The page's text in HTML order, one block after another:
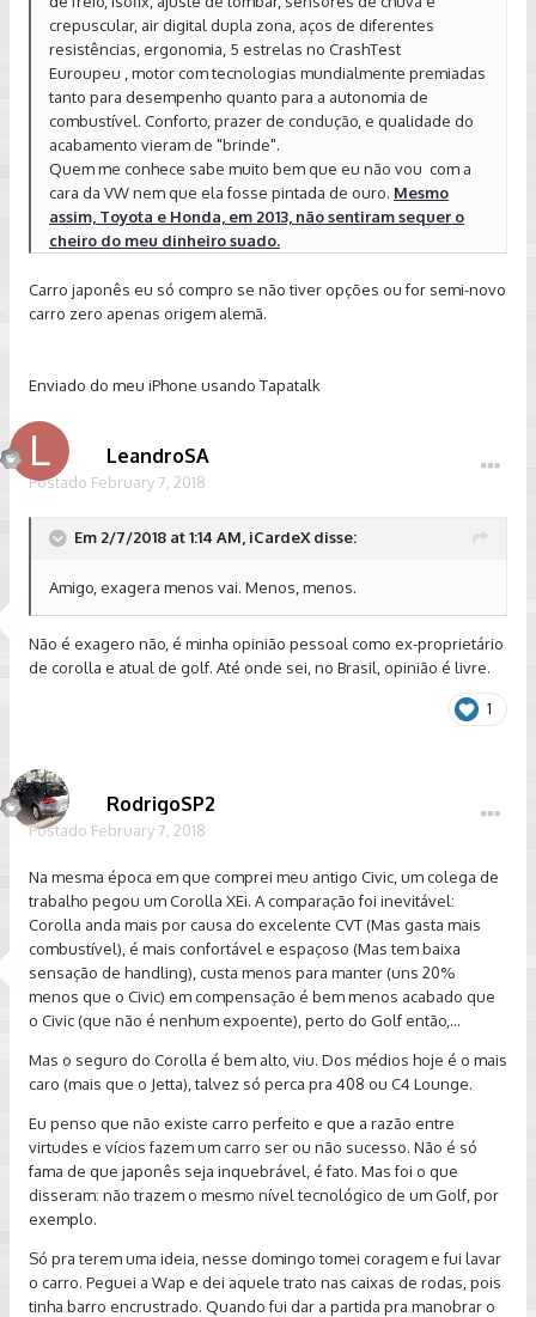
crepuscular, air digital dupla zona, aços de diferentes
resistências, ergonomia, 5 estrelas no CrashTest
Euroupeu , motor com tecnologias mundialmente premiadas
tanto para desempenho quanto para a autonomia de
combustível. Conforto, prazer de condução, e qualidade do
acabamento vieram de "brinde".
Quem me conhece sabe muito bem que eu não vou com a
cara da VW nem que ela fosse pintada de ouro. Mesmo
assim, Toyota e Honda, em 2013, não sentiram sequer o
cheiro do meu dinheiro suado.
Carro japonês eu só compro se não tiver opções ou for semi-novo
carro zero apenas origem alemã.
Enviado do meu iPhone usando Tapatalk
LeandroSA
Postado February 7, 2018
Em 2/7/2018 at 1:14 AM, iCardeX disse:
Amigo, exagera menos vai. Menos, menos.
Não é exagero não, é minha opinião pessoal como ex-proprietário
de corolla e atual de golf. Até onde sei, no Brasil, opinião é livre.
1
RodrigoSP2
Postado February 7, 2018
Na mesma época em que comprei meu antigo Civic, um colega de
trabalho pegou um Corolla XEi. A comparação foi inevitável:
Corolla anda mais por causa do excelente CVT (Mas gasta mais
combustível), é mais confortável e espaçoso (Mas tem baixa
sensação de handling), custa menos para manter (uns 20%
menos que o Civic) em compensação é bem menos acabado que
o Civic (que não é nenhum expoente), perto do Golf então,...
Mas o seguro do Corolla é bem alto, viu. Dos médios hoje é o mais
caro (mais que o Jetta), talvez só perca pra 408 ou C4 Lounge.
Eu penso que não existe carro perfeito e que a razão entre
virtudes e vícios fazem um carro ser ou não sucesso. Não é só
fama de que japonês seja inquebrável, é fato. Mas foi o que
disseram: não trazem o mesmo nível tecnológico de um Golf, por
exemplo.
Só pra terem uma ideia, nesse domingo tomei coragem e fui lavar
o carro. Peguei a Wap e dei aquele trato nas caixas de rodas, pois
tinha barro encrustrado. Quando fui dar a partida pra manobrar o